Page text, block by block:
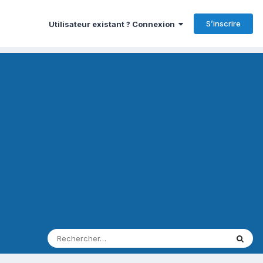
Utilisateur existant ? Connexion S’inscrire